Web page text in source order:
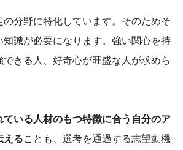
の分野に特化しています。そのためそ
知識が必要になります。強い関心を持
できる人、好奇心が旺盛な人が求めら
ている人材のもつ特徴に合う自分のア
えることも、選考を通過する志望動機